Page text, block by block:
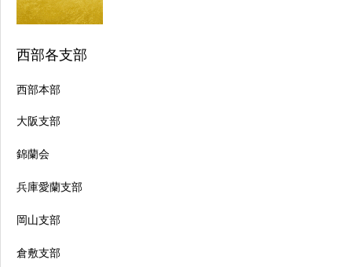
西部各支部
西部本部
大阪支部
錦蘭会
兵庫愛蘭支部
岡山支部
倉敷支部